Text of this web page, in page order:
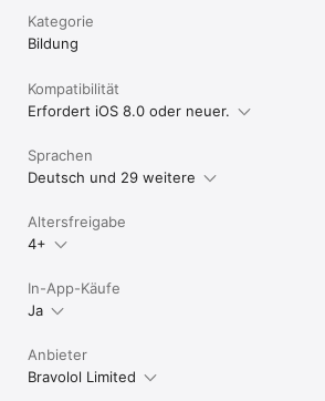
Kategorie
Bildung
Kompatibilität
Erfordert iOS 8.0 oder neuer.
Sprachen
Deutsch und 29 weitere
Altersfreigabe
4+
In-App-Käufe
Ja
Anbieter
Bravolol Limited